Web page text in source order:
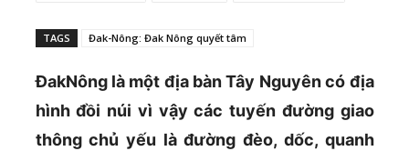
TAGS Đak-Nông: Đak Nông quyết tâm
ĐakNông là một địa bàn Tây Nguyên có địa
hình đồi núi vì vậy các tuyến đường giao
thông chủ yếu là đường đèo, dốc, quanh